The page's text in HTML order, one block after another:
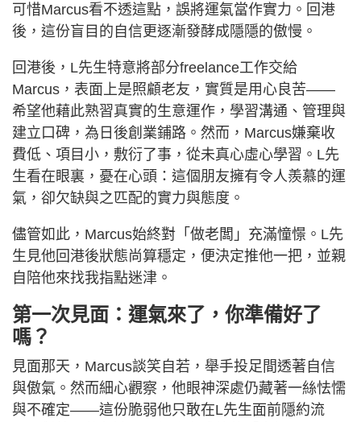
可惜Marcus看不透這點，誤將運氣當作實力。回港
後，這份盲目的自信更逐漸發酵成隱隱的傲慢。
回港後，L先生特意將部分freelance工作交給
Marcus，表面上是照顧老友，實質是用心良苦——
希望他藉此熟習真實的生意運作，學習溝通、管理與
建立口碑，為日後創業鋪路。然而，Marcus嫌棄收
費低、項目小，敷衍了事，從未真心虛心學習。L先
生看在眼裏，憂在心頭：這個朋友擁有令人羨慕的運
氣，卻欠缺與之匹配的實力與態度。
儘管如此，Marcus始終對「做老闆」充滿憧憬。L先
生見他回港後狀態尚算穩定，便決定推他一把，並親
自陪他來找我指點迷津。
第一次見面：運氣來了，你準備好了
嗎？
見面那天，Marcus談笑自若，舉手投足間透著自信
與傲氣。然而細心觀察，他眼神深處仍藏著一絲怯懦
與不確定——這份脆弱他只敢在L先生面前隱約流